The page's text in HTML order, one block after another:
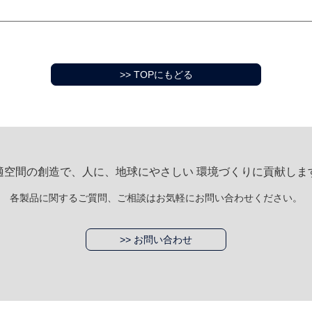
>> TOPにもどる
空間の創造で、人に、地球にやさしい 環境づくりに貢献しま
各製品に関するご質問、ご相談はお気軽にお問い合わせください。
>> お問い合わせ